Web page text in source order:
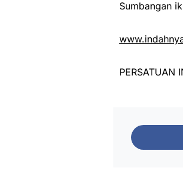
Sumbangan
PERSATUAN